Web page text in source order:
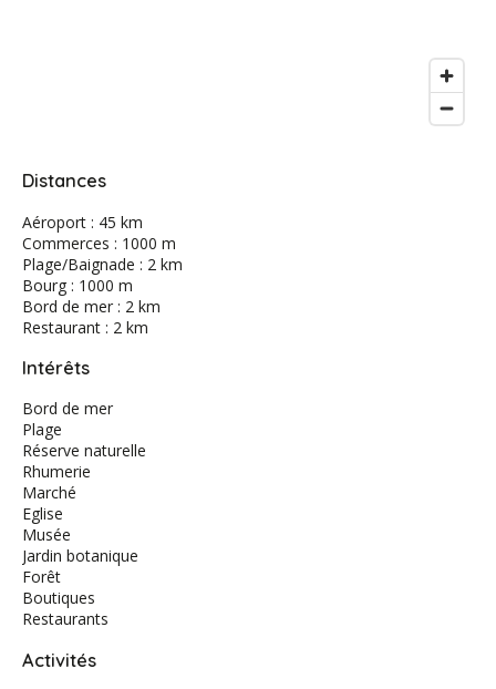
Distances
Aéroport : 45 km
Commerces : 1000 m
Plage/Baignade : 2 km
Bourg : 1000 m
Bord de mer : 2 km
Restaurant : 2 km
Intérêts
Bord de mer
Plage
Réserve naturelle
Rhumerie
Marché
Eglise
Musée
Jardin botanique
Forêt
Boutiques
Restaurants
Activités